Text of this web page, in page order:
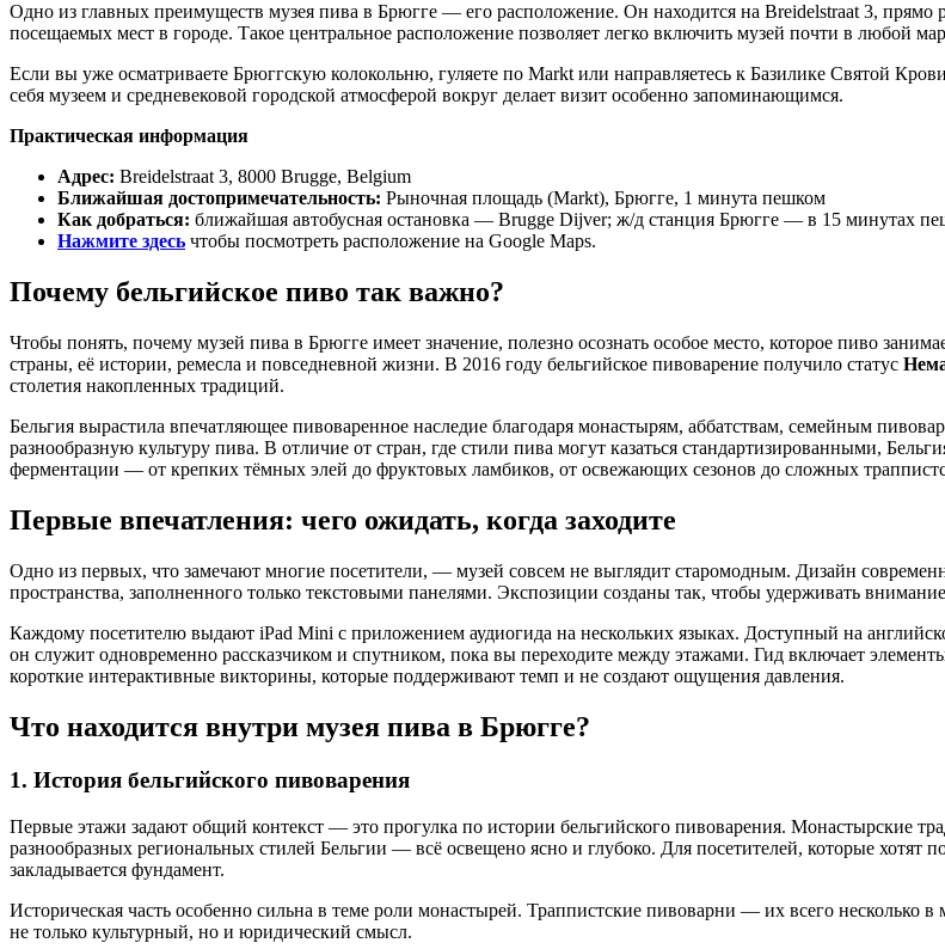
Одно из главных преимуществ музея пива в Брюгге — его расположение. Он находится на Breidelstraat 3,
посещаемых мест в городе. Такое центральное расположение позволяет легко включить музей почти в любой
Если вы уже осматриваете Брюггскую колокольню, гуляете по Markt или направляетесь к Базилике Святой
себя музеем и средневековой городской атмосферой вокруг делает визит особенно запоминающимся.
Практическая информация
Адрес: Breidelstraat 3, 8000 Brugge, Belgium
Ближайшая достопримечательность: Рыночная площадь (Markt), Брюгге, 1 минута пешком
Как добраться: ближайшая автобусная остановка — Brugge Dijver; ж/д станция Брюгге — в 15 минутах
Нажмите здесь чтобы посмотреть расположение на Google Maps.
Почему бельгийское пиво так важно?
Чтобы понять, почему музей пива в Брюгге имеет значение, полезно осознать особое место, которое пиво
страны, её истории, ремесла и повседневной жизни. В 2016 году бельгийское пивоварение получило статус
столетия накопленных традиций.
Бельгия вырастила впечатляющее пивоваренное наследие благодаря монастырям, аббатствам, семейным
разнообразную культуру пива. В отличие от стран, где стили пива могут казаться стандартизированными,
ферментации — от крепких тёмных элей до фруктовых ламбиков, от освежающих сезонов до сложных
Первые впечатления: чего ожидать, когда заходите
Одно из первых, что замечают многие посетители, — музей совсем не выглядит старомодным. Дизайн
пространства, заполненного только текстовыми панелями. Экспозиции созданы так, чтобы удерживать
Каждому посетителю выдают iPad Mini с приложением аудиогида на нескольких языках. Доступный на
он служит одновременно рассказчиком и спутником, пока вы переходите между этажами. Гид включает
короткие интерактивные викторины, которые поддерживают темп и не создают ощущения давления.
Что находится внутри музея пива в Брюгге?
1. История бельгийского пивоварения
Первые этажи задают общий контекст — это прогулка по истории бельгийского пивоварения. Монастырские
разнообразных региональных стилей Бельгии — всё освещено ясно и глубоко. Для посетителей, которые хотят
закладывается фундамент.
Историческая часть особенно сильна в теме роли монастырей. Траппистские пивоварни — их всего несколько
не только культурный, но и юридический смысл.